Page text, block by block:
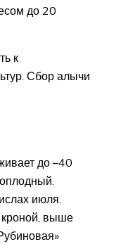
до 20
к
Сбор алычи
до –40
июля.
выше